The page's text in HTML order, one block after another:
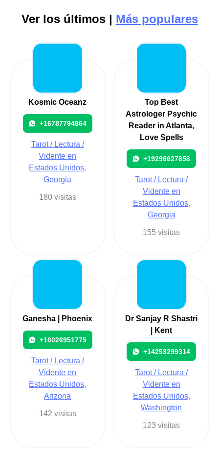
Ver los últimos | Más populares
Kosmic Oceanz
+16787794864
Tarot / Lectura /
Vidente en
Estados Unidos,
Georgia
180 visitas
Top Best
Astrologer Psychic
Reader in Atlanta,
Love Spells
+19296627858
Tarot / Lectura /
Vidente en
Estados Unidos,
Georgia
155 visitas
Ganesha | Phoenix
+16026951775
Tarot / Lectura /
Vidente en
Estados Unidos,
Arizona
142 visitas
Dr Sanjay R Shastri
| Kent
+14253299314
Tarot / Lectura /
Vidente en
Estados Unidos,
Washington
123 visitas